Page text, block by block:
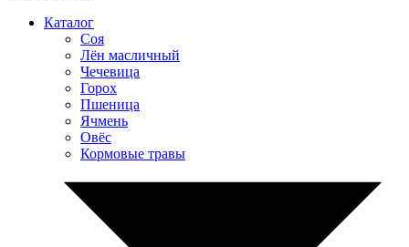
Каталог
Соя
Лён масличный
Чечевица
Горох
Пшеница
Ячмень
Овёс
Кормовые травы